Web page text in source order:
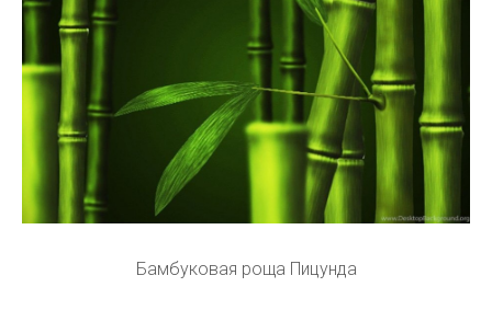
Бамбуковая роща Пицунда